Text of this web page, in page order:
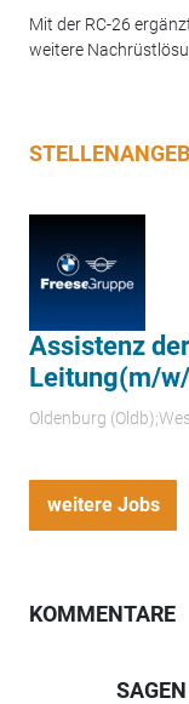
Mit der RC-26
weitere
Assistenz
Leitung(m/
Oldenburg
weitere Jobs
KOMMENTARE